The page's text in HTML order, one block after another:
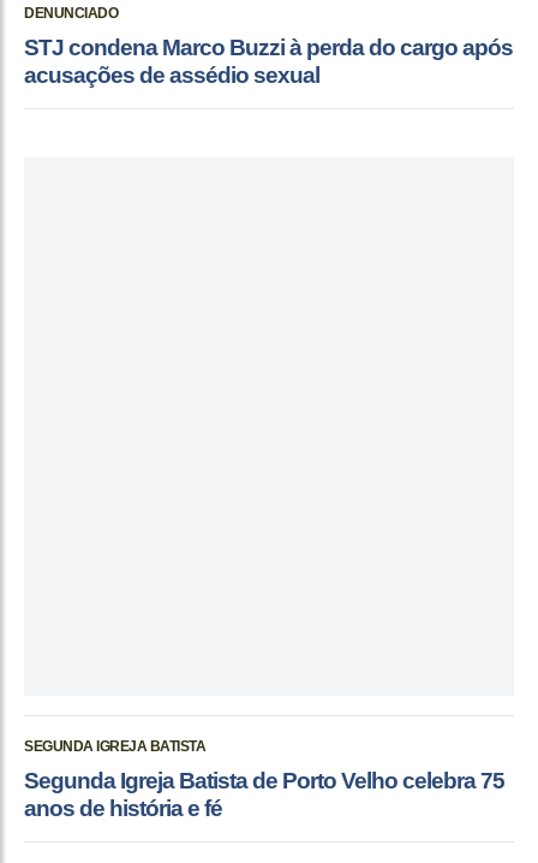
DENUNCIADO
STJ condena Marco Buzzi à perda do cargo após
acusações de assédio sexual
SEGUNDA IGREJA BATISTA
Segunda Igreja Batista de Porto Velho celebra 75
anos de história e fé